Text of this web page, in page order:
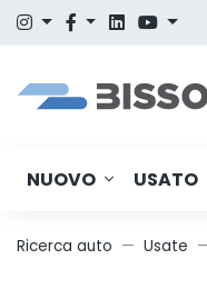
NUOVO USATO
Ricerca auto Usate